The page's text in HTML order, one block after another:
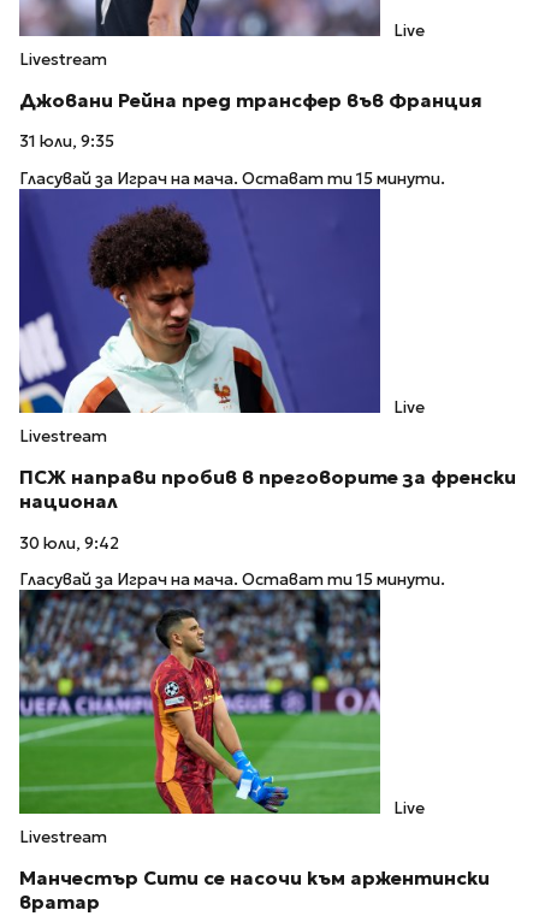
Live
Livestream
Джовани Рейна пред трансфер във Франция
31 юли, 9:35
Гласувай за Играч на мача. Остават ти 15 минути.
Live
Livestream
ПСЖ направи пробив в преговорите за френски
национал
30 юли, 9:42
Гласувай за Играч на мача. Остават ти 15 минути.
Live
Livestream
Манчестър Сити се насочи към аржентински
вратар